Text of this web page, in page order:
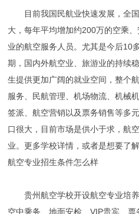
目前我国民航业快速发展，全国
大，每年平均增加约200万的空乘
业的航空服务人员。尤其是今后10
期，国内外航空业、旅游业的持续
生提供更加广阔的就业空间，整个
服务、民航管理、机场物流、机械
签派、航空营销以及票务销售等多
口很大，目前市场是供小于求，航
业。更多学校详情，或者是想要了
航空专业招生条件怎么样
贵州航空学校开设航空专业培养
空中乘务、地面安检、VIP贵宾、